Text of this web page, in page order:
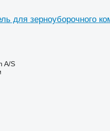
для зерноуборочного
A/S